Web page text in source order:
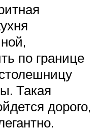
по границе
Такая
дорого,